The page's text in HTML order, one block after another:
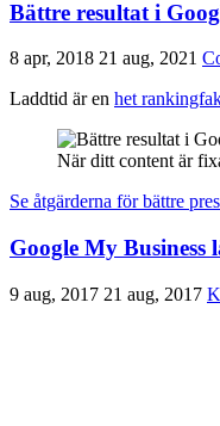
Bättre resultat i
8 apr, 2018 21 aug, 2021
Laddtid är en het
När ditt content är
Se åtgärderna för bättre
Google My Business
9 aug, 2017 21 aug, 2017